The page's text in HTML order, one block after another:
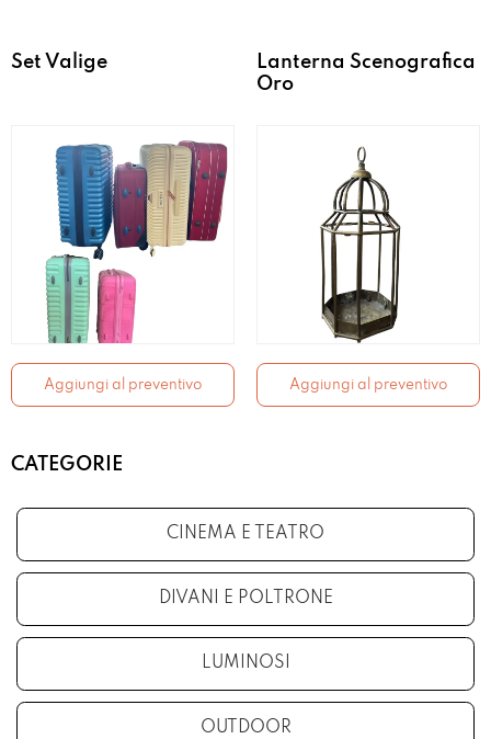
Set Valige
Aggiungi al preventivo
Lanterna Scenografica
Oro
Aggiungi al preventivo
CATEGORIE
CINEMA E TEATRO
DIVANI E POLTRONE
LUMINOSI
OUTDOOR